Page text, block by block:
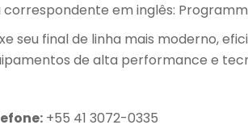
correspondente em inglês:
seu final de linha mais moderno,
de alta performance e
+55 41 3072-0335